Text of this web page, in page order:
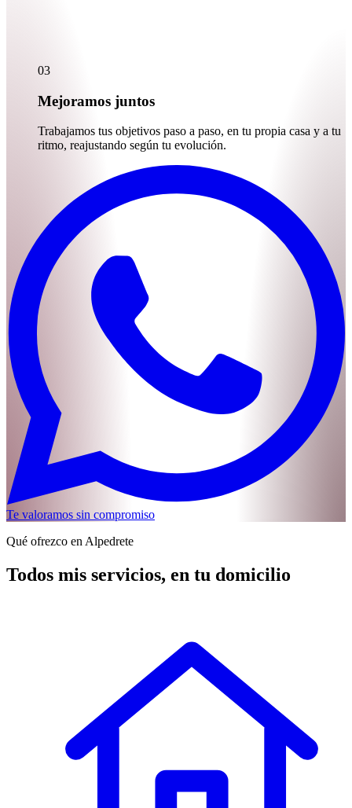
03
Mejoramos juntos
Trabajamos tus objetivos paso a paso, en tu propia casa y a tu
ritmo, reajustando según tu evolución.
Te valoramos sin compromiso
Qué ofrezco en Alpedrete
Todos mis servicios, en tu domicilio